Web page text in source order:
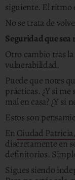
siguiente. El ritmo
No se trata de
Seguridad que
Otro cambio tras
vulnerabilidad.
Puede que notes
prácticas. ¿Y si me
mal en casa? ¿Y si
Estos son
En Ciudad
discretamente en
definitorios.
Sigues siendo